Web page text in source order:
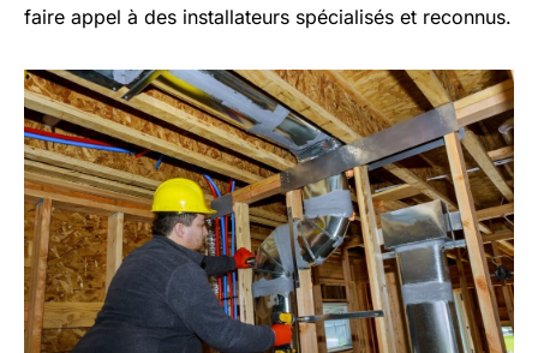
faire appel à des installateurs spécialisés et reconnus.